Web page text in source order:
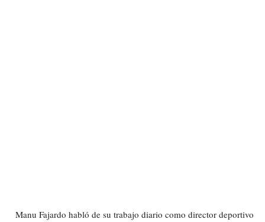
Manu Fajardo habló de su trabajo diario como director deportivo